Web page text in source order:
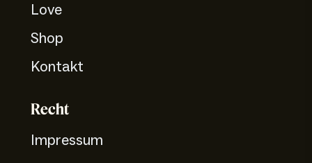
Love
Shop
Kontakt
Recht
Impressum